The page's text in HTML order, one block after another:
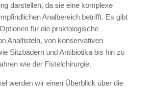
darstellen, da sie eine komplexe
Analbereich betrifft. Es gibt
für die proktologische
Analfisteln, von konservativen
Sitzbädern und Antibiotika bis hin zu
wie der Fistelchirurgie.
werden wir einen Überblick über die